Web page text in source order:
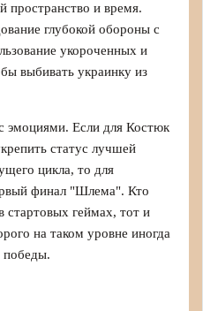
пространство и время.
глубокой обороны с
укороченных и
выбивать украинку из
эмоциями. Если для Костюк
статус лучшей
цикла, то для
финал "Шлема". Кто
стартовых геймах, тот и
на таком уровне иногда
победы.